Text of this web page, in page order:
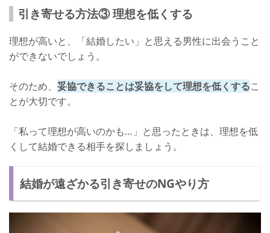
引き寄せる方法③ 理想を低くする
理想が高いと、「結婚したい」と思える男性に出会うこと
ができないでしょう。
そのため、 妥協できることは妥協をして理想を低くするこ
とが大切です。
「私って理想が高いのかも…」と思ったときは、理想を低
くして結婚できる相手を探しましょう。
結婚が遠ざかる引き寄せのNGやり方